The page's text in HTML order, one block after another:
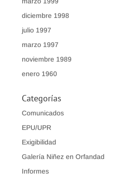
diciembre 1998
julio 1997
marzo 1997
noviembre 1989
enero 1960
Categorías
Comunicados
EPU/UPR
Exigibilidad
Galería Niñez en Orfandad
Informes